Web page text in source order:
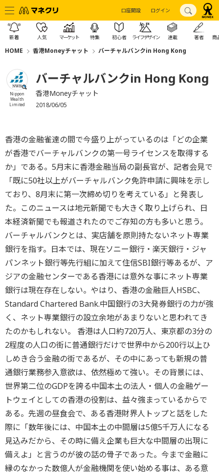
口座開設 ログイン
新着 人気 マーケット 特集 初心者 ライフデザイン 連載 著者 商
HOME 香港Moneyチャット バーチャルバンクin Hong Kong
Nippon
Wealth
Limited
バーチャルバンクin Hong Kong
香港Moneyチャット
2018/06/05
香港の金融雀達の間で今盛り上がっているのは「どの企業
が香港でバーチャルバンクの第一号ライセンスを取得する
か」である。5月末に香港金融当局の副長官が、記者会見で
「既に50社以上がバーチャルバンク免許申請に興味を示し
ており、8月末に第一次締め切りを考えている」と発表し
た。このニュースは地元新聞でも大きく取り上げられ、日
本経済新聞でも報道されたのでご存知の方も多いと思う。
バーチャルバンクとは、実店舗を原則持たないネット専業
銀行を指す。日本では、現在ソニー銀行・楽天銀行・ジャ
パンネット銀行等先行組に加えて住信SBI銀行等あるが、ア
ジアの金融センターである香港には意外な事にネット専業
銀行は現在存在しない。やはり、香港の金融巨人HSBC、
Standard Chartered Bank.中国銀行の3大発券銀行の力が強
く、ネット専業銀行の設立余地があまりないと思われてき
たのかもしれない。 香港は人口約720万人、東京都の3分の
2程度の人口の街に普通銀行だけで世界中から200行以上ひ
しめき合う金融の街であるが、その中にあっても新規の普
通銀行業務参入意欲は、依然極めて強い。その背景には、
世界第二位のGDPを誇る中国本土の法人・個人の金融ゲー
トウェイとしての香港の役割は、益々強まっているからで
ある。先週の昼食会で、ある香港財界人トップと話をした
際に「数年後には、中国本土の中間層は5億5千万人になる
見込みだから、その時に備え企業も巨大な中間層の出現に
備えよ」と言うのが彼の話の骨子であった。今まで金融に
縁のなかった数億人が金融機関を使い始める事は、ある意